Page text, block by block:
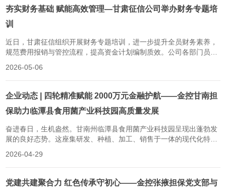
党工委书记刘吉军，副县长毛...
夯实财务基础 赋能高效管理—甘肃征信公司举办财务专题培
训
近日，甘肃征信组织开展财务专题培训，进一步提升全员财务素养，
规范费用报销与管控流程，提高资金计划编制质效。公司各部门员工
计划管理、财务系统实操三个重点内容展开培训。在财务报表解读环
节，系统讲解三大财务报表核心指标与研判方法，引导全员梳理财务
思维。资金计划管理环节，明确...
2026-05-06
企业动态 | 四轮精准赋能 2000万元金融护航——金控甘南担
保助力临潭县食用菌产业科技园高质量发展
奋进春日，生机盎然。甘南州临潭县食用菌产业科技园呈现出蓬勃发
展的良好态势。这座集研发、种植、加工、销售于一体的现代化特色
四轮阶梯式、全周期精准担保支持。公司投放担保资金2000万元，以
政策性金融活水精准滴灌，为县域特色产业与乡村振兴发展筑牢根
基、赋能升级。2023年，临潭县将...
2026-04-29
党建共建聚合力 红色传承守初心——金控张掖担保党支部与